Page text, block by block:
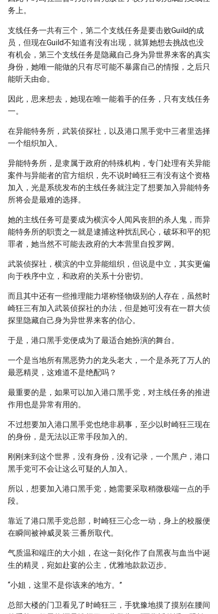
务上。
支线任务一共有三个，第二个支线任务是要击败Guild的成
员，但现在Guild不知道有没有出现，就算她想去挑战也没
有机会，第三个支线任务是隐藏自己身为异世界来客的真实
身份，她唯一能做的只有尽可能不暴露自己的情报，之后只
能听天由命。
因此，思来想去，她现在唯一能着手的任务，只有支线任务
一。
在异能特务所，武装侦探社，以及港口黑手党中三者里选择
一个组织加入。
异能特务所，是隶属于政府的特殊机构，专门处理有关异能
案件与异能者的官方组织，先不说时崎狂三有没有这个资格
加入，光是系统发布的主线任务就注定了想要加入异能特务
所将会是最难的选择。
她的主线任务可是要成为横滨令人闻风丧胆的杀人鬼，而异
能特务所的职责之一就是逮捕这种扰乱民心，破坏和平的犯
罪者，她当然不可能去政府的大本营里自投罗网。
武装侦探社，横滨的中立异能组织，但说是中立，其实更偏
向于秩序中立，和政府的关系十分密切。
而且其中还有一些推理能力堪称怪物级别的人存在，虽然时
崎狂三有加入武装侦探社的办法，但是她可没有在一群大侦
探里隐藏自己身为异世界来客的信心。
于是，港口黑手党便成为了最适合她扮演的舞台。
一个是当地所有黑恶势力的龙头老大，一个是杀死了万人的
最恶精灵，这难道不是绝配吗？
最重要的是，如果可以加入港口黑手党，对主线任务的推进
作用也是异常有用的。
不过想要加入港口黑手党也绝非易事，至少以时崎狂三现在
的身份，是无法以正常手段加入的。
刚刚来到这个世界，没有身份，没有记录，一个黑户，港口
黑手党可不会让这么可疑的人加入。
所以，想要加入港口黑手党，她需要采取稍微极端一点的手
段。
靠近了港口黑手党总部，时崎狂三心念一动，身上的校服便
在瞬间被神威灵装·三番所取代。
气质温和端庄的大小姐，在这一刻化作了自黑夜与血当中诞
生的精灵，宛如赴宴的公主，优雅地款款迈步。
“小姐，这里不是你该来的地方。”
总部大楼的门卫看见了时崎狂三，手犹豫地摸了摸别在腰间